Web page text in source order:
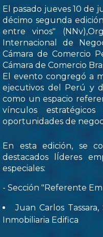
El pasado jueves 10 de
décimo segunda
entre vinos"
Internacional de
Cámara de Comercio
Cámara de Comercio
El evento congregó a
ejecutivos del Perú y
como un espacio
vínculos
oportunidades de
En esta edición, se
destacados lÍderes
especiales:
- Sección "Referente
Juan Carlos
Inmobiliaria Edifica